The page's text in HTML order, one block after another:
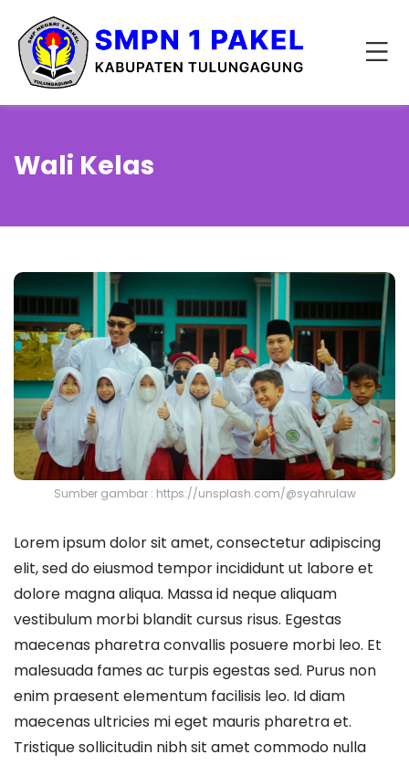
Wali Kelas
Sumber gambar : https://unsplash.com/@syahrulaw
Lorem ipsum dolor sit amet, consectetur adipiscing
elit, sed do eiusmod tempor incididunt ut labore et
dolore magna aliqua. Massa id neque aliquam
vestibulum morbi blandit cursus risus. Egestas
maecenas pharetra convallis posuere morbi leo. Et
malesuada fames ac turpis egestas sed. Purus non
enim praesent elementum facilisis leo. Id diam
maecenas ultricies mi eget mauris pharetra et.
Tristique sollicitudin nibh sit amet commodo nulla